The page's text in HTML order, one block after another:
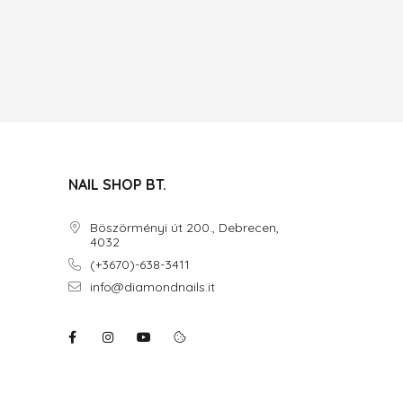
NAIL SHOP BT.
Böszörményi út 200., Debrecen,
4032
(+3670)-638-3411
info@diamondnails.it